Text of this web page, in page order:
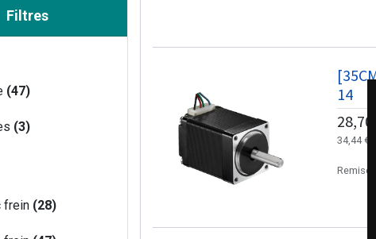
Filtres
(47)
(3)
frein (28)
14
28,70
34,44€
Remise